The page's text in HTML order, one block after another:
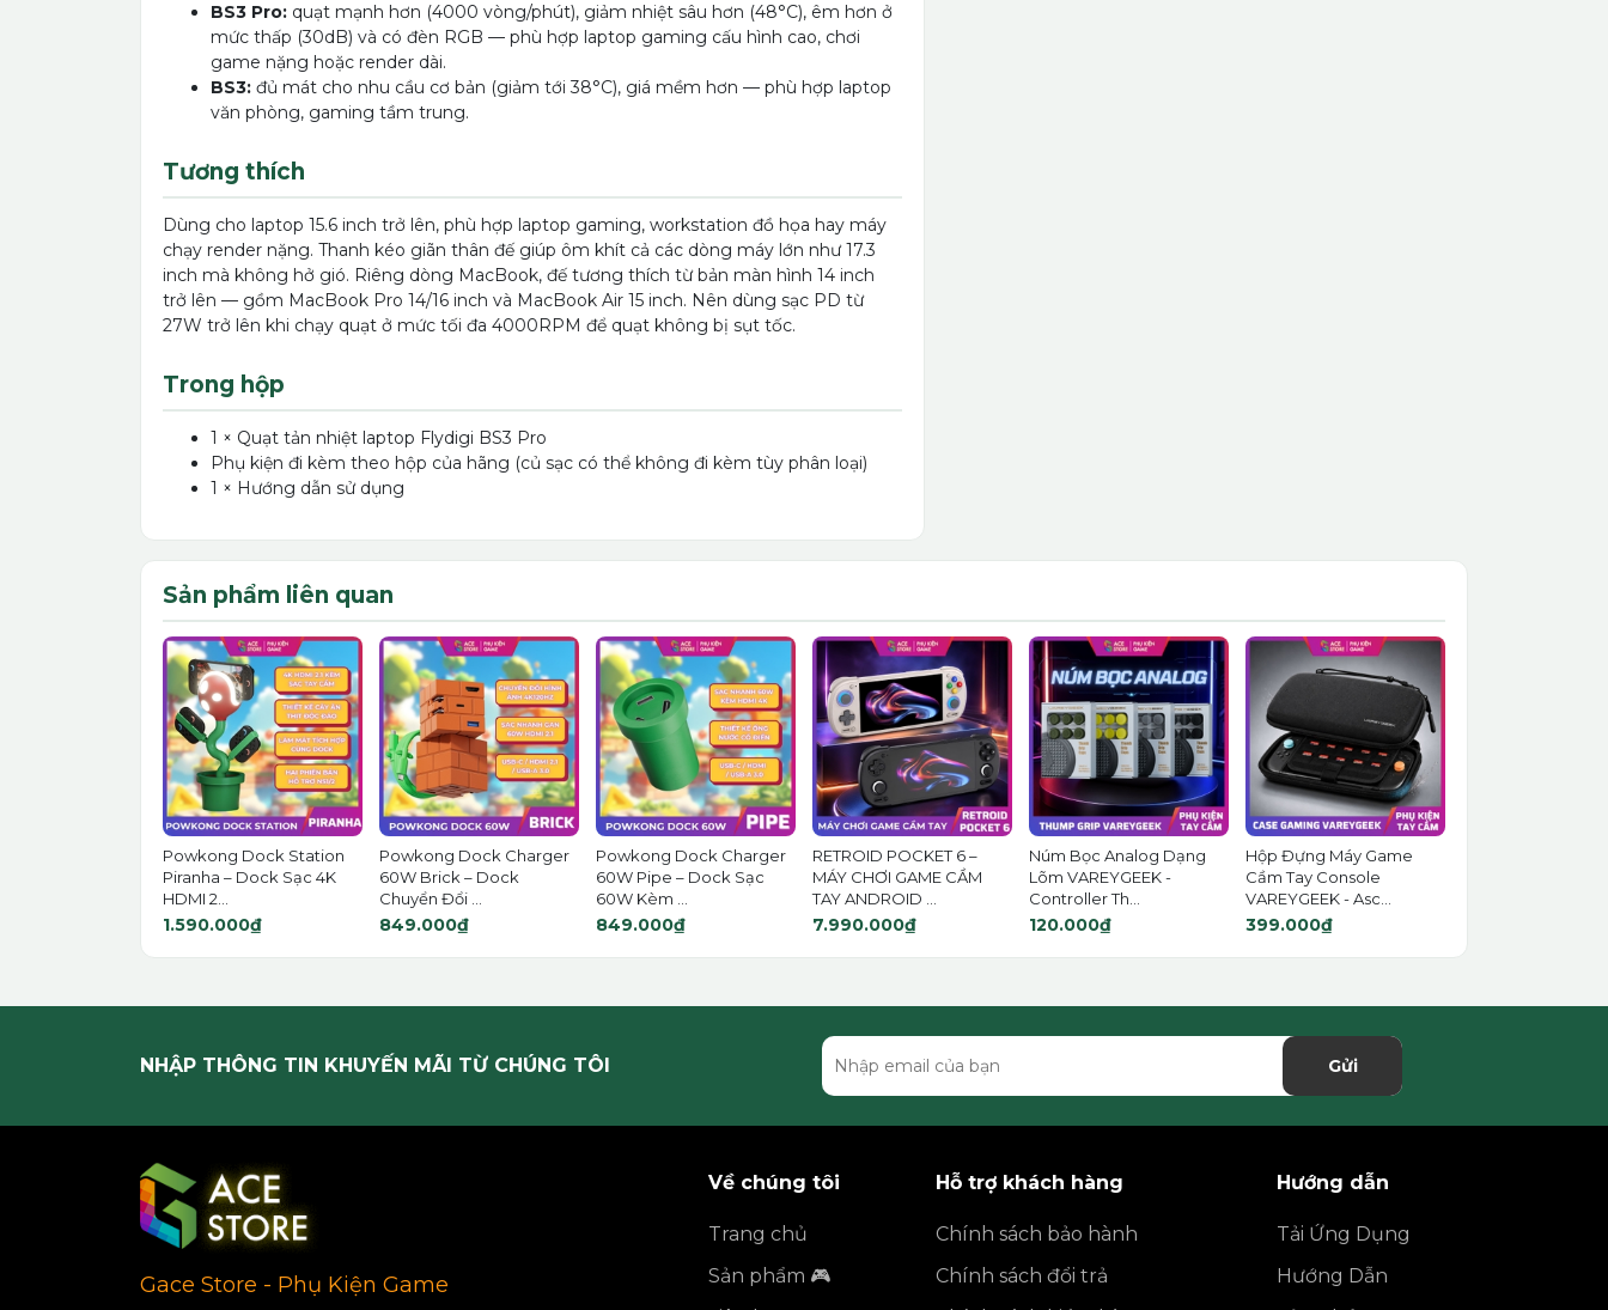
BS3 Pro: quạt mạnh hơn (4000 vòng/phút), giảm nhiệt sâu hơn (48°C), êm hơn ở
mức thấp (30dB) và có đèn RGB — phù hợp laptop gaming cấu hình cao, chơi
game nặng hoặc render dài.
BS3: đủ mát cho nhu cầu cơ bản (giảm tới 38°C), giá mềm hơn — phù hợp laptop
văn phòng, gaming tầm trung.
Tương thích
Dùng cho laptop 15.6 inch trở lên, phù hợp laptop gaming, workstation đồ họa hay máy
chạy render nặng. Thanh kéo giãn thân đế giúp ôm khít cả các dòng máy lớn như 17.3
inch mà không hở gió. Riêng dòng MacBook, đế tương thích từ bản màn hình 14 inch
trở lên — gồm MacBook Pro 14/16 inch và MacBook Air 15 inch. Nên dùng sạc PD từ
27W trở lên khi chạy quạt ở mức tối đa 4000RPM để quạt không bị sụt tốc.
Trong hộp
1 × Quạt tản nhiệt laptop Flydigi BS3 Pro
Phụ kiện đi kèm theo hộp của hãng (củ sạc có thể không đi kèm tùy phân loại)
1 × Hướng dẫn sử dụng
Sản phẩm liên quan
Powkong Dock Station
Piranha – Dock Sạc 4K
HDMI 2...
1.590.000₫
Powkong Dock Charger
60W Brick – Dock
Chuyển Đổi ...
849.000₫
Powkong Dock Charger
60W Pipe – Dock Sạc
60W Kèm ...
849.000₫
RETROID POCKET 6 –
MÁY CHƠI GAME CẦM
TAY ANDROID ...
7.990.000₫
Núm Bọc Analog Dạng
Lõm VAREYGEEK -
Controller Th...
120.000₫
Hộp Đựng Máy Game
Cầm Tay Console
VAREYGEEK - Asc...
399.000₫
NHẬP THÔNG TIN KHUYẾN MÃI TỪ CHÚNG TÔI Gửi
Gace Store - Phụ Kiện Game
Về chúng tôi
Trang chủ
Sản phẩm 🎮
Hỗ trợ khách hàng
Chính sách bảo hành
Chính sách đổi trả
Hướng dẫn
Tải Ứng Dụng
Hướng Dẫn